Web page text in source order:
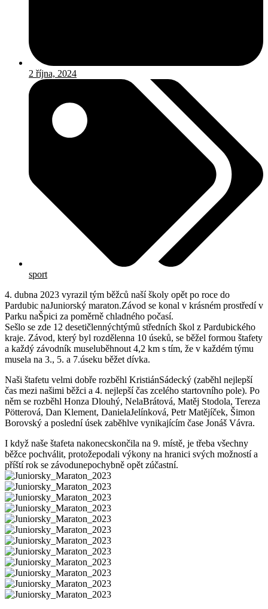
2 října, 2024
sport
4. dubna 2023 vyrazil tým běžců naší školy opět po roce do
Pardubic naJuniorský maraton.Závod se konal v krásném prostředí v
Parku naŠpici za poměrně chladného počasí.
Sešlo se zde 12 desetičlennýchtýmů středních škol z Pardubického
kraje. Závod, který byl rozdělenna 10 úseků, se běžel formou štafety
a každý závodník museluběhnout 4,2 km s tím, že v každém týmu
musela na 3., 5. a 7.úseku běžet dívka.
Naši štafetu velmi dobře rozběhl KristiánSádecký (zaběhl nejlepší
čas mezi našimi běžci a 4. nejlepší čas zcelého startovního pole). Po
něm se rozběhl Honza Dlouhý, NelaBrátová, Matěj Stodola, Tereza
Pötterová, Dan Klement, DanielaJelínková, Petr Matějíček, Šimon
Borovský a poslední úsek zaběhlve vynikajícím čase Jonáš Vávra.
I když naše štafeta nakonecskončila na 9. místě, je třeba všechny
běžce pochválit, protožepodali výkony na hranici svých možností a
příští rok se závodunepochybně opět zúčastní.